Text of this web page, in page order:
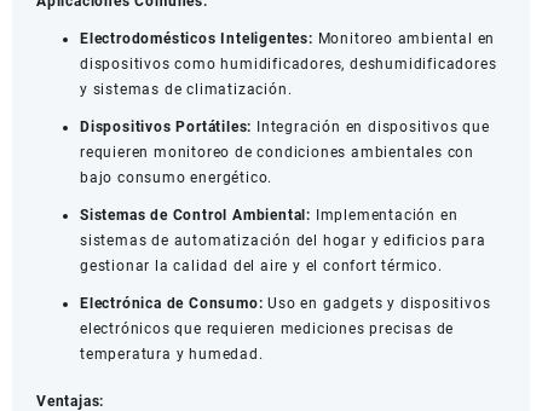
Electrodomésticos Inteligentes: Monitoreo ambiental en
dispositivos como humidificadores, deshumidificadores
y sistemas de climatización.
Dispositivos Portátiles: Integración en dispositivos que
requieren monitoreo de condiciones ambientales con
bajo consumo energético.
Sistemas de Control Ambiental: Implementación en
sistemas de automatización del hogar y edificios para
gestionar la calidad del aire y el confort térmico.
Electrónica de Consumo: Uso en gadgets y dispositivos
electrónicos que requieren mediciones precisas de
temperatura y humedad.
Ventajas: